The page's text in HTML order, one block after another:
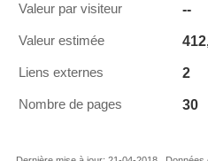
Valeur par visiteur --
Valeur estimée
Liens externes 2
Nombre de pages 30